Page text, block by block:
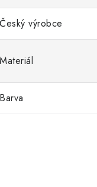
Český výrobce
Materiál
Barva